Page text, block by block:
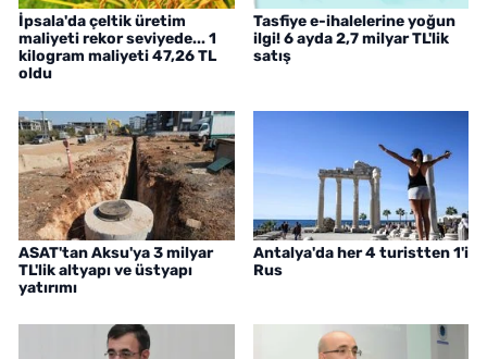
İpsala'da çeltik üretim
maliyeti rekor seviyede... 1
kilogram maliyeti 47,26 TL
oldu
Tasfiye e-ihalelerine yoğun
ilgi! 6 ayda 2,7 milyar TL'lik
satış
ASAT'tan Aksu'ya 3 milyar
TL'lik altyapı ve üstyapı
yatırımı
Antalya'da her 4 turistten 1'i
Rus